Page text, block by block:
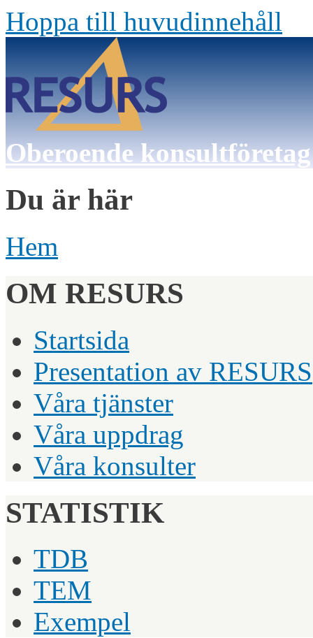
Hoppa till huvudinnehåll
Oberoende
Du är här
Hem
OM RESURS
Startsida
Presentation av RESURS
Våra tjänster
Våra uppdrag
Våra konsulter
STATISTIK
TDB
TEM
Exempel